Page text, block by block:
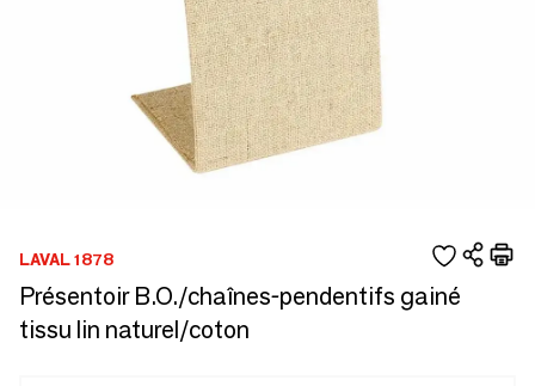
LAVAL 1878
Présentoir B.O./chaînes-pendentifs gainé
tissu lin naturel/coton